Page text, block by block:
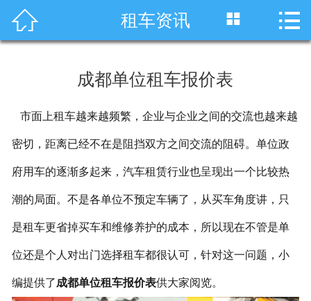
 首页
川藏线租车
服务项目
租车资讯
租车价格
 租车资讯  
成都单位租车报价表
市面上租车越来越频繁，企业与企业之间的交流也越来越
密切，距离已经不在是阻挡双方之间交流的阻碍。单位政
府用车的逐渐多起来，汽车租赁行业也呈现出一个比较热
潮的局面。不是各单位不预定车辆了，从买车角度讲，只
是租车更省掉买车和维修养护的成本，所以现在不管是单
位还是个人对出门选择租车都很认可，针对这一问题，小
编提供了成都单位租车报价表供大家阅览。